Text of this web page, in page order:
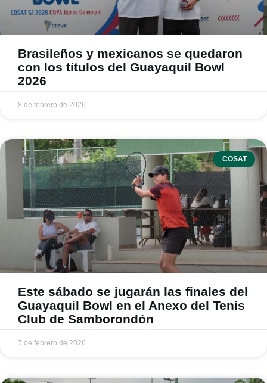
Brasileños y mexicanos se quedaron
con los títulos del Guayaquil Bowl
2026
8 de febrero de 2026
COSAT
Este sábado se jugarán las finales del
Guayaquil Bowl en el Anexo del Tenis
Club de Samborondón
7 de febrero de 2026